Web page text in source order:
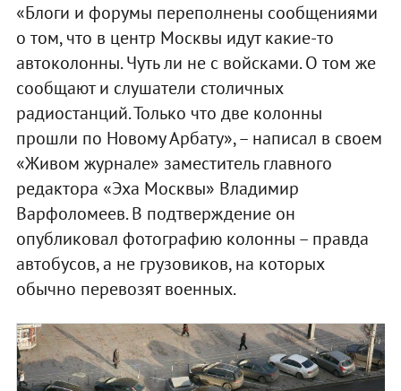
«Блоги и форумы переполнены сообщениями
о том, что в центр Москвы идут какие-то
автоколонны. Чуть ли не с войсками. О том же
сообщают и слушатели столичных
радиостанций. Только что две колонны
прошли по Новому Арбату», – написал в своем
«Живом журнале» заместитель главного
редактора «Эха Москвы» Владимир
Варфоломеев. В подтверждение он
опубликовал фотографию колонны – правда
автобусов, а не грузовиков, на которых
обычно перевозят военных.